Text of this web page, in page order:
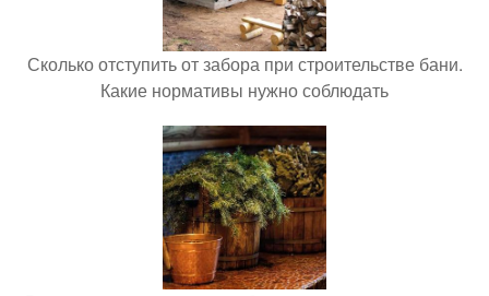
Сколько отступить от забора при строительстве бани.
Какие нормативы нужно соблюдать